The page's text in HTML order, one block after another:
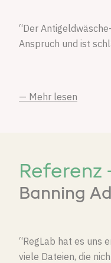
“Der
Anspruch und ist
— Mehr lesen
Referenz
Banning
“RegLab hat es uns
viele Dateien, die